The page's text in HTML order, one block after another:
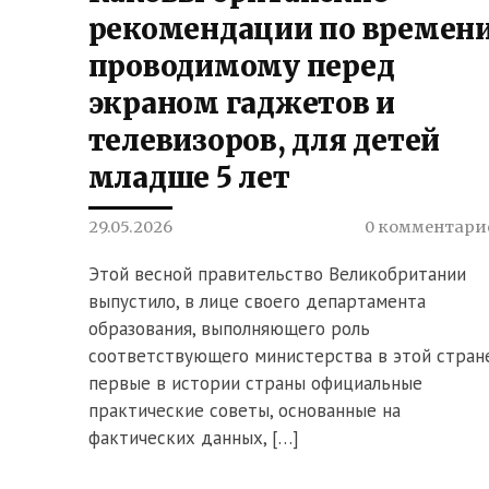
рекомендации по
проводимому перед
экраном гаджетов и
телевизоров, для детей
младше 5 лет
29.05.2026 0
Этой весной правительство Великобритании
выпустило, в лице своего департамента
образования, выполняющего роль
соответствующего министерства в этой
первые в истории страны официальные
практические советы, основанные на
фактических данных, […]